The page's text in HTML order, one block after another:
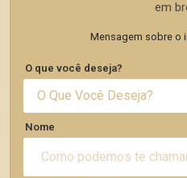
em
Mensagem sobre o
O que você deseja?
O Que Você Deseja?
Nome